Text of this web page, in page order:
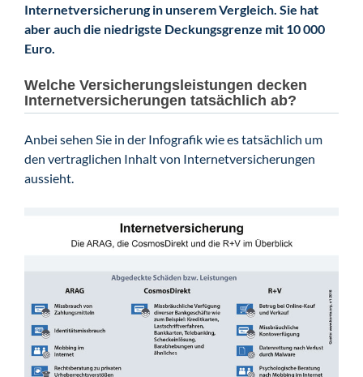
Internetversicherung in unserem Vergleich. Sie hat
aber auch die niedrigste Deckungsgrenze mit 10 000
Euro.
Welche Versicherungsleistungen decken
Internetversicherungen tatsächlich ab?
Anbei sehen Sie in der Infografik wie es tatsächlich um
den vertraglichen Inhalt von Internetversicherungen
aussieht.